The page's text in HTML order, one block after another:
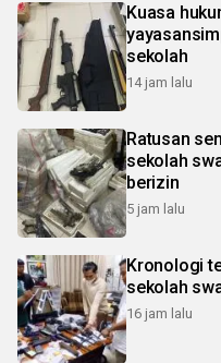
Kuasa
sekolah
14 jam lalu
Ratusan
sekolah
berizin
5 jam lalu
Kronologi
sekolah
16 jam lalu